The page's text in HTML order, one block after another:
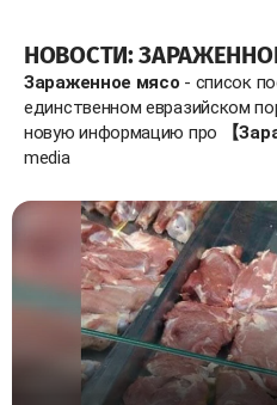
НОВОСТИ:
Зараженное мясо - список
единственном евразийском
новую информацию про
【
media